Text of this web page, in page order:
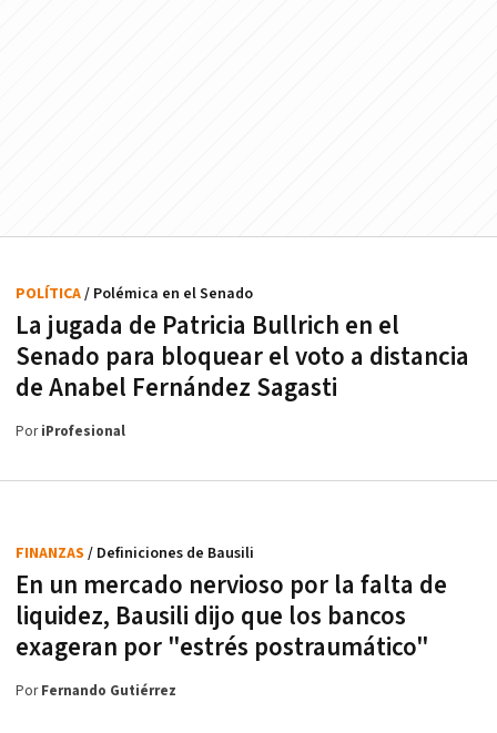
La jugada de Patricia Bullrich en el
Senado para bloquear el voto a distancia
de Anabel Fernández Sagasti
POLÍTICA/ Polémica en el Senado
PoriProfesional
En un mercado nervioso por la falta de
liquidez, Bausili dijo que los bancos
exageran por "estrés postraumático"
FINANZAS / Definiciones de Bausili
PorFernando Gutiérrez